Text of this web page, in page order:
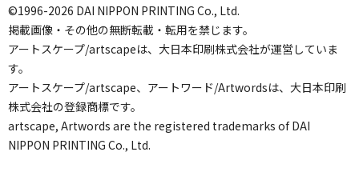
©1996-2026 DAI NIPPON PRINTING Co., Ltd.
掲載画像・その他の無断転載・転用を禁じます。
アートスケープ/artscapeは、大日本印刷株式会社が運営していま
す。
アートスケープ/artscape、アートワード/Artwordsは、大日本印刷
株式会社の登録商標です。
artscape, Artwords are the registered trademarks of DAI
NIPPON PRINTING Co., Ltd.